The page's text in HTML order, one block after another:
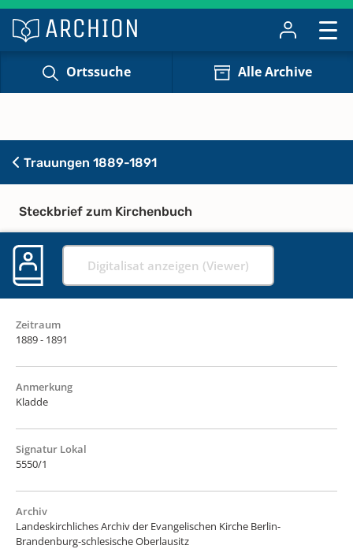
Ortssuche Alle Archive
Trauungen 1889-1891
Steckbrief zum Kirchenbuch
Digitalisat anzeigen (Viewer)
Zeitraum
1889 - 1891
Anmerkung
Kladde
Signatur Lokal
5550/1
Archiv
Landeskirchliches Archiv der Evangelischen Kirche Berlin-
Brandenburg-schlesische Oberlausitz